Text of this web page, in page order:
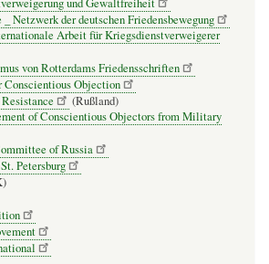
und Gewaltfreiheit
Netzwerk der deutschen Friedensbewegung
Arbeit für Kriegs­dienst­ver­wei­gerer
von Rotterdams Friedensschriften
Conscientious Objection
(Rußland)
of Conscientious Objectors from Military
of Russia
Petersburg